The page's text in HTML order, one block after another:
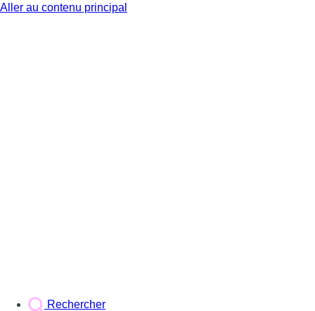
Aller au contenu principal
Rechercher